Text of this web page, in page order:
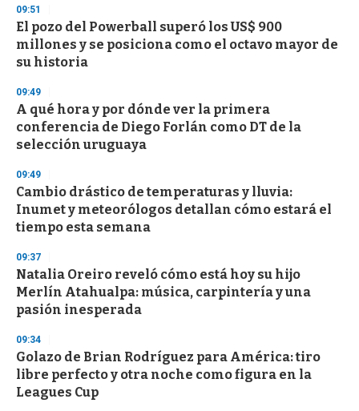
s
e
c
o
n
s
09:51
El pozo del Powerball superó los US$ 900
millones y se posiciona como el octavo mayor de
su historia
09:49
A qué hora y por dónde ver la primera
conferencia de Diego Forlán como DT de la
selección uruguaya
09:49
Cambio drástico de temperaturas y lluvia:
Inumet y meteorólogos detallan cómo estará el
tiempo esta semana
09:37
Natalia Oreiro reveló cómo está hoy su hijo
Merlín Atahualpa: música, carpintería y una
pasión inesperada
09:34
Golazo de Brian Rodríguez para América: tiro
libre perfecto y otra noche como figura en la
Leagues Cup